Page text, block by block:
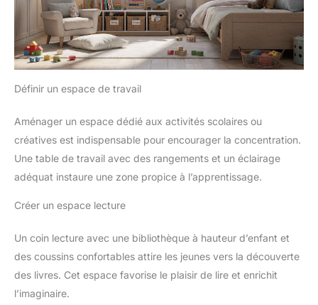
Définir un espace de travail
Aménager un espace dédié aux activités scolaires ou
créatives est indispensable pour encourager la concentration.
Une table de travail avec des rangements et un éclairage
adéquat instaure une zone propice à l’apprentissage.
Créer un espace lecture
Un coin lecture avec une bibliothèque à hauteur d’enfant et
des coussins confortables attire les jeunes vers la découverte
des livres. Cet espace favorise le plaisir de lire et enrichit
l’imaginaire.